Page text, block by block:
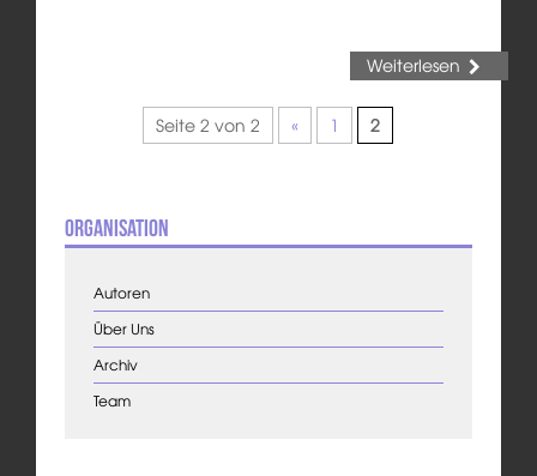
Weiterlesen
Seite 2 von 2 « 1 2
Organisation
Autoren
Über Uns
Archiv
Team